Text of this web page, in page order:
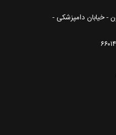
- خیابان دامپزشکی -